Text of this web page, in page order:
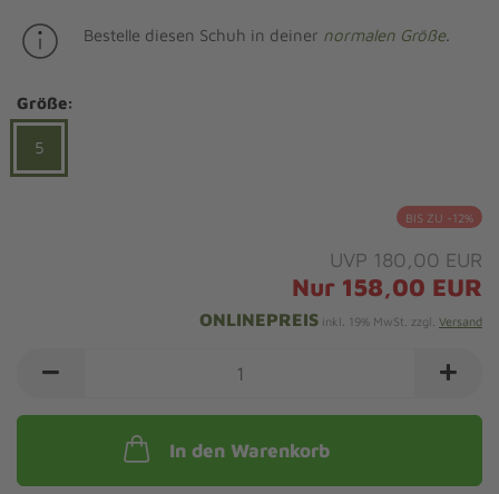
Bestelle diesen Schuh in deiner normalen Größe.
Größe:
5
BIS ZU -12%
UVP 180,00 EUR
Nur 158,00 EUR
ONLINEPREIS inkl. 19% MwSt. zzgl. Versand
In den Warenkorb